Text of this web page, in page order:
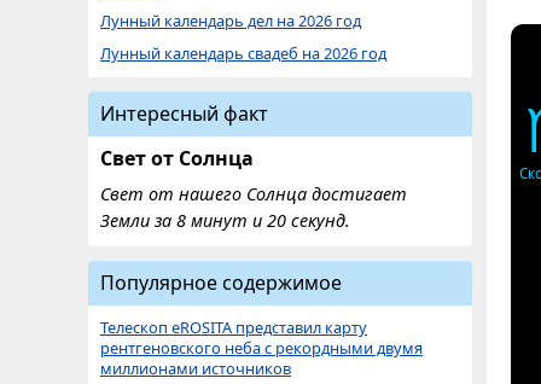
Лунный календарь дел на 2026 год
Лунный календарь свадеб на 2026 год
Интересный факт
Свет от Солнца
Свет от нашего Солнца достигает
Земли за 8 минут и 20 секунд.
Популярное содержимое
Телескоп eROSITA представил карту
рентгеновского неба с рекордными двумя
миллионами источников